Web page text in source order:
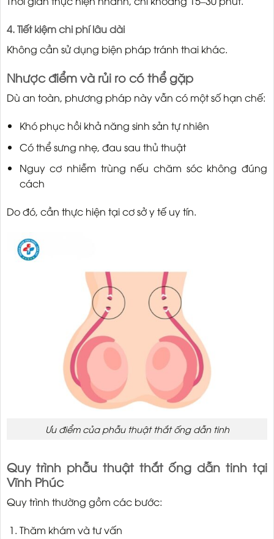
4. Tiết kiệm chi phí lâu dài
Không cần sử dụng biện pháp tránh thai khác.
Nhược điểm và rủi ro có thể gặp
Dù an toàn, phương pháp này vẫn có một số hạn chế:
Khó phục hồi khả năng sinh sản tự nhiên
Có thể sưng nhẹ, đau sau thủ thuật
Nguy cơ nhiễm trùng nếu chăm sóc không đúng
cách
Do đó, cần thực hiện tại cơ sở y tế uy tín.
Ưu điểm của phẫu thuật thắt ống dẫn tinh
Quy trình phẫu thuật thắt ống dẫn tinh tại
Vĩnh Phúc
Quy trình thường gồm các bước:
Thăm khám và tư vấn